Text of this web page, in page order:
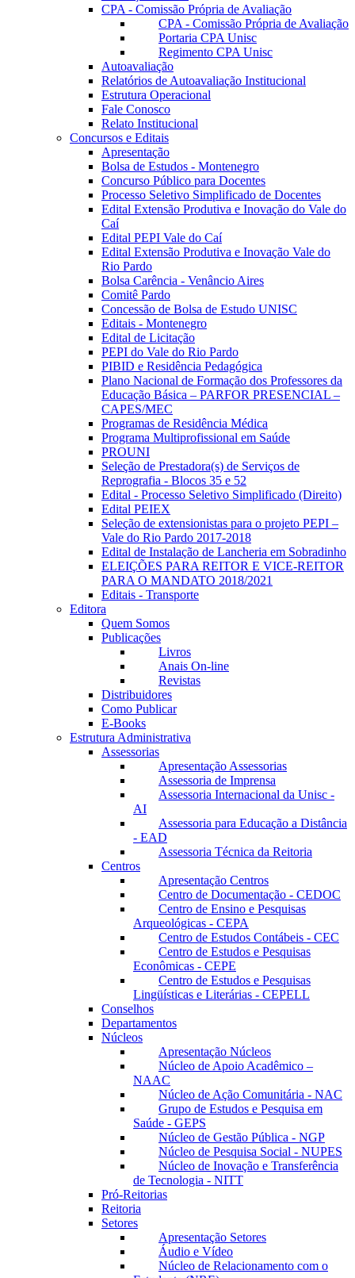
CPA - Comissão Própria de Avaliação
CPA - Comissão Própria de Avaliação
Portaria CPA Unisc
Regimento CPA Unisc
Autoavaliação
Relatórios de Autoavaliação Institucional
Estrutura Operacional
Fale Conosco
Relato Institucional
Concursos e Editais
Apresentação
Bolsa de Estudos - Montenegro
Concurso Público para Docentes
Processo Seletivo Simplificado de Docentes
Edital Extensão Produtiva e Inovação do Vale do
Caí
Edital PEPI Vale do Caí
Edital Extensão Produtiva e Inovação Vale do
Rio Pardo
Bolsa Carência - Venâncio Aires
Comitê Pardo
Concessão de Bolsa de Estudo UNISC
Editais - Montenegro
Edital de Licitação
PEPI do Vale do Rio Pardo
PIBID e Residência Pedagógica
Plano Nacional de Formação dos Professores da
Educação Básica – PARFOR PRESENCIAL –
CAPES/MEC
Programas de Residência Médica
Programa Multiprofissional em Saúde
PROUNI
Seleção de Prestadora(s) de Serviços de
Reprografia - Blocos 35 e 52
Edital - Processo Seletivo Simplificado (Direito)
Edital PEIEX
Seleção de extensionistas para o projeto PEPI –
Vale do Rio Pardo 2017-2018
Edital de Instalação de Lancheria em Sobradinho
ELEIÇÕES PARA REITOR E VICE-REITOR
PARA O MANDATO 2018/2021
Editais - Transporte
Editora
Quem Somos
Publicações
Livros
Anais On-line
Revistas
Distribuidores
Como Publicar
E-Books
Estrutura Administrativa
Assessorias
Apresentação Assessorias
Assessoria de Imprensa
Assessoria Internacional da Unisc -
AI
Assessoria para Educação a Distância
- EAD
Assessoria Técnica da Reitoria
Centros
Apresentação Centros
Centro de Documentação - CEDOC
Centro de Ensino e Pesquisas
Arqueológicas - CEPA
Centro de Estudos Contábeis - CEC
Centro de Estudos e Pesquisas
Econômicas - CEPE
Centro de Estudos e Pesquisas
Lingüísticas e Literárias - CEPELL
Conselhos
Departamentos
Núcleos
Apresentação Núcleos
Núcleo de Apoio Acadêmico –
NAAC
Núcleo de Ação Comunitária - NAC
Grupo de Estudos e Pesquisa em
Saúde - GEPS
Núcleo de Gestão Pública - NGP
Núcleo de Pesquisa Social - NUPES
Núcleo de Inovação e Transferência
de Tecnologia - NITT
Pró-Reitorias
Reitoria
Setores
Apresentação Setores
Áudio e Vídeo
Núcleo de Relacionamento com o